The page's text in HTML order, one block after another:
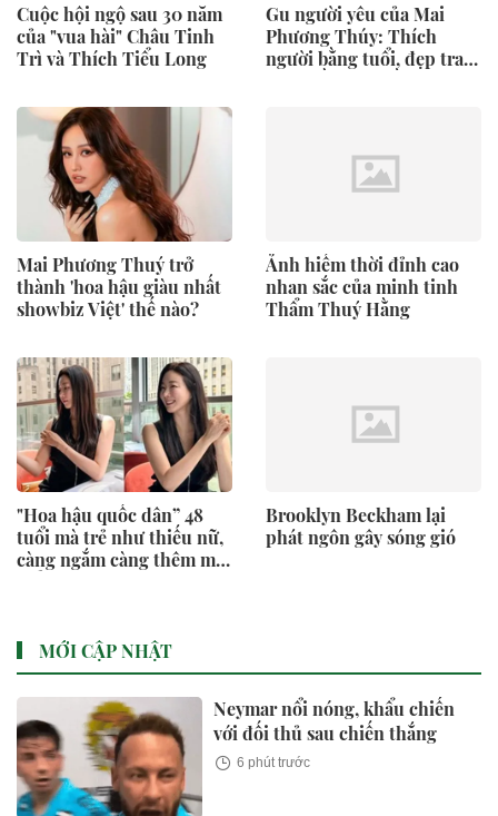
Cuộc hội ngộ sau 30 năm
của "vua hài" Châu Tinh
Trì và Thích Tiểu Long
Gu người yêu của Mai
Phương Thúy: Thích
người bằng tuổi, đẹp trai,
Mai Phương Thuý trở
thành 'hoa hậu giàu nhất
showbiz Việt' thế nào?
Ảnh hiếm thời đỉnh cao
nhan sắc của minh tinh
Thẩm Thuý Hằng
"Hoa hậu quốc dân” 48
tuổi mà trẻ như thiếu nữ,
càng ngắm càng thêm mê
Brooklyn Beckham lại
phát ngôn gây sóng gió
MỚI CẬP NHẬT
Neymar nổi nóng, khẩu chiến
với đối thủ sau chiến thắng
6 phút trước